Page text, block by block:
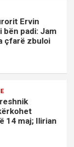
Ervin
bën padi: Jam
çfarë zbuloi
14 maj; Ilirian